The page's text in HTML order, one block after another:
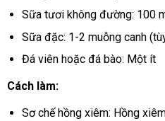
Sữa tươi không đường: 100
Sữa đặc: 1-2 muỗng canh
Đá viên hoặc đá bào: Một ít
Cách làm:
Sơ chế hồng xiêm: Hồng